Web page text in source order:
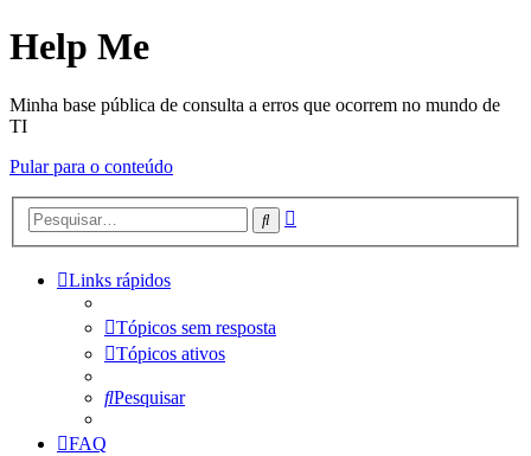
Help Me
Minha base pública de consulta a erros que ocorrem no mundo de
TI
Pular para o conteúdo
Pesquisar
Links rápidos
Tópicos sem resposta
Tópicos ativos
Pesquisar
FAQ